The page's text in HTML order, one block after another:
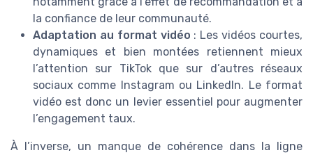
la confiance de leur communauté.
Adaptation au format vidéo : Les vidéos courtes,
dynamiques et bien montées retiennent mieux
l’attention sur TikTok que sur d’autres réseaux
sociaux comme Instagram ou LinkedIn. Le format
vidéo est donc un levier essentiel pour augmenter
l’engagement taux.
À l’inverse, un manque de cohérence dans la ligne